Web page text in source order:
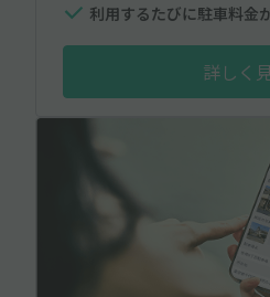
利用するたびに駐車料金
詳しく